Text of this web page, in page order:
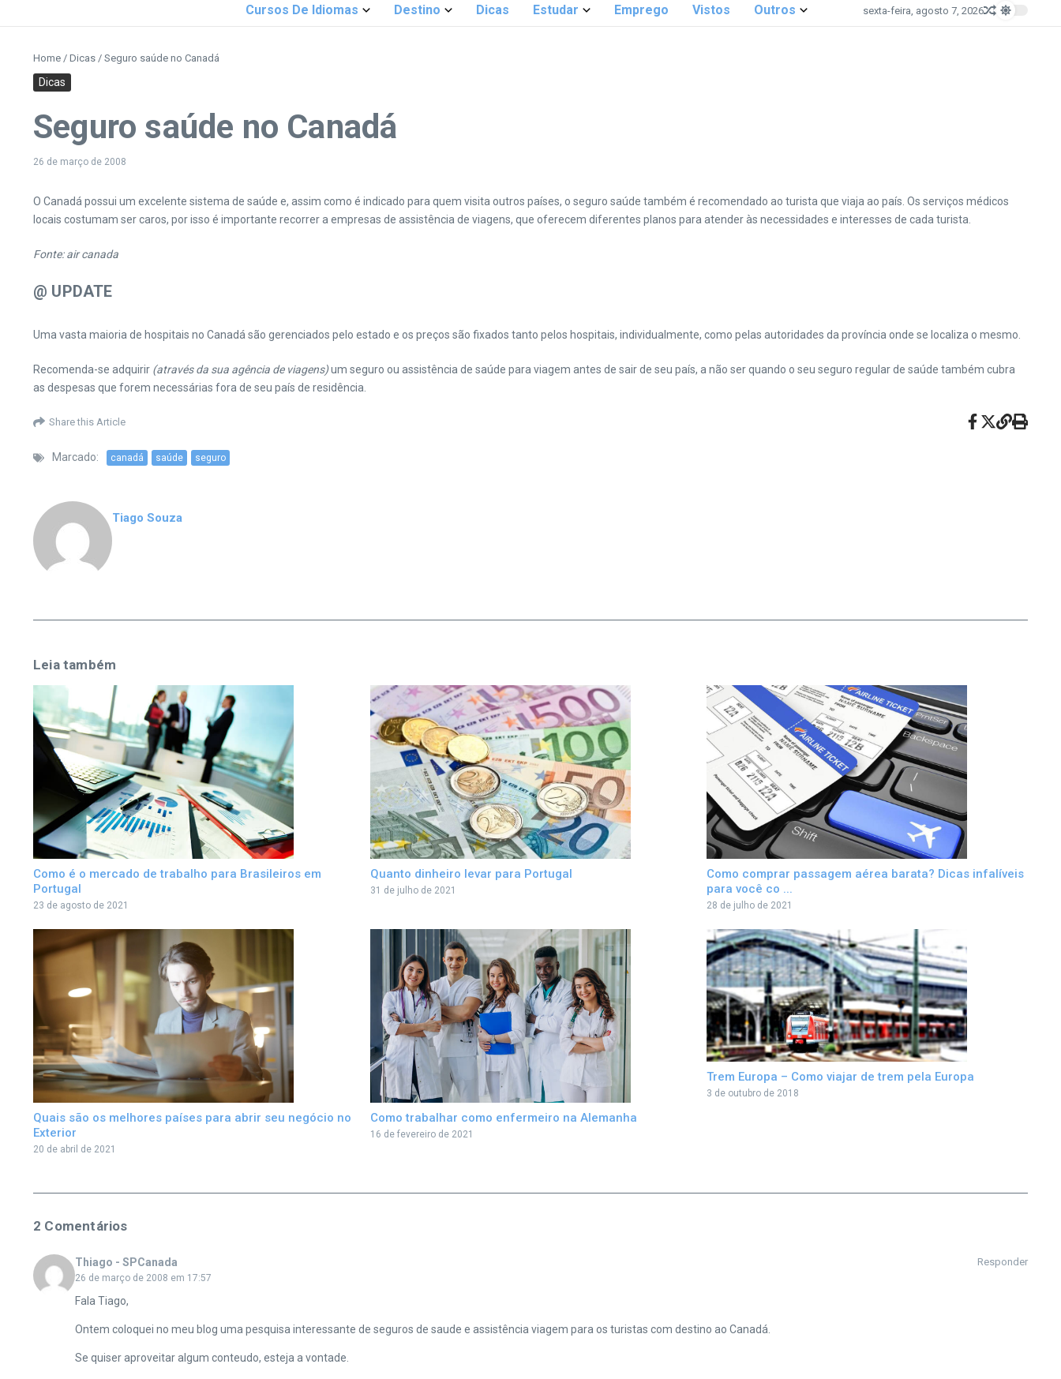
Cursos De Idiomas Destino Dicas Estudar Emprego Vistos Outros sexta-feira, agosto 7, 2026
Home / Dicas / Seguro saúde no Canadá
Dicas
Seguro saúde no Canadá
26 de março de 2008
O Canadá possui um excelente sistema de saúde e, assim como é indicado para quem visita outros países, o seguro saúde também é recomendado ao turista que viaja ao país. Os serviços médicos
locais costumam ser caros, por isso é importante recorrer a empresas de assistência de viagens, que oferecem diferentes planos para atender às necessidades e interesses de cada turista.
Fonte: air canada
@ UPDATE
Uma vasta maioria de hospitais no Canadá são gerenciados pelo estado e os preços são fixados tanto pelos hospitais, individualmente, como pelas autoridades da província onde se localiza o mesmo.
Recomenda-se adquirir (através da sua agência de viagens)um seguro ou assistência de saúde para viagem antes de sair de seu país, a não ser quando o seu seguro regular de saúde também cubra
as despesas que forem necessárias fora de seu país de residência.
Share this Article
Marcado: canadá saúde seguro
Tiago Souza
Leia também
Como é o mercado de trabalho para Brasileiros em
Portugal
23 de agosto de 2021
Quanto dinheiro levar para Portugal
31 de julho de 2021
Como comprar passagem aérea barata? Dicas infalíveis
para você co ...
28 de julho de 2021
Quais são os melhores países para abrir seu negócio no
Exterior
20 de abril de 2021
Como trabalhar como enfermeiro na Alemanha
16 de fevereiro de 2021
Trem Europa – Como viajar de trem pela Europa
3 de outubro de 2018
2 Comentários
Thiago - SPCanada
26 de março de 2008 em 17:57
Responder
Fala Tiago,
Ontem coloquei no meu blog uma pesquisa interessante de seguros de saude e assistência viagem para os turistas com destino ao Canadá.
Se quiser aproveitar algum conteudo, esteja a vontade.